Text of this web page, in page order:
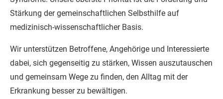
Stärkung der gemeinschaftlichen Selbsthilfe auf
medizinisch-wissenschaftlicher Basis.
Wir unterstützen Betroffene, Angehörige und Interessierte
dabei, sich gegenseitig zu stärken, Wissen auszutauschen
und gemeinsam Wege zu finden, den Alltag mit der
Erkrankung besser zu bewältigen.